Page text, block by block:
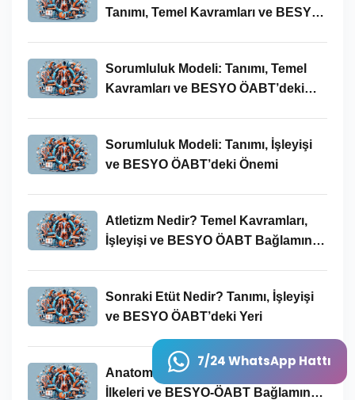
7/24 WhatsApp Hattı
Tanımı, Temel Kavramları ve BESYO-
Sorumluluk Modeli: Tanımı, Temel
Kavramları ve BESYO ÖABT’deki
Sorumluluk Modeli: Tanımı, İşleyişi
ve BESYO ÖABT’deki Önemi
Atletizm Nedir? Temel Kavramları,
İşleyişi ve BESYO ÖABT Bağlamında
Sonraki Etüt Nedir? Tanımı, İşleyişi
ve BESYO ÖABT’deki Yeri
Anatomik Kavramı: Tanımı, Temel
İlkeleri ve BESYO-ÖABT Bağlamında